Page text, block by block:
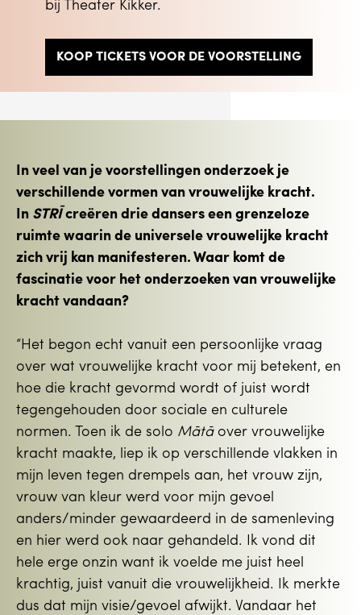
bij Theater Kikker.
KOOP TICKETS VOOR DE VOORSTELLING
In veel van je voorstellingen onderzoek je
verschillende vormen van vrouwelijke kracht.
In STRĪcreëren drie dansers een grenzeloze
ruimte waarin de universele vrouwelijke kracht
zich vrij kan manifesteren. Waar komt de
fascinatie voor het onderzoeken van vrouwelijke
kracht vandaan?
“Het begon echt vanuit een persoonlijke vraag
over wat vrouwelijke kracht voor mij betekent, en
hoe die kracht gevormd wordt of juist wordt
tegengehouden door sociale en culturele
normen. Toen ik de solo Mātāover vrouwelijke
kracht maakte, liep ik op verschillende vlakken in
mijn leven tegen drempels aan, het vrouw zijn,
vrouw van kleur werd voor mijn gevoel
anders/minder gewaardeerd in de samenleving
en hier werd ook naar gehandeld. Ik vond dit
hele erge onzin want ik voelde me juist heel
krachtig, juist vanuit die vrouwelijkheid. Ik merkte
dus dat mijn visie/gevoel afwijkt. Vandaar het